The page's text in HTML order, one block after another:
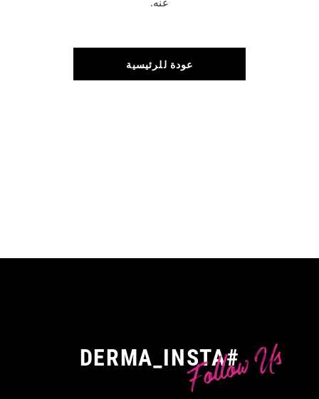
عودة للرئيسية
#DERMA_INSTA
Follow Us